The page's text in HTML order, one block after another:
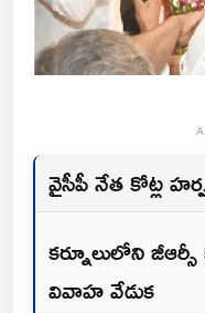
వైసీపీ నేత కోట్ల
కర్నూలులోని
వివాహ వేడుక